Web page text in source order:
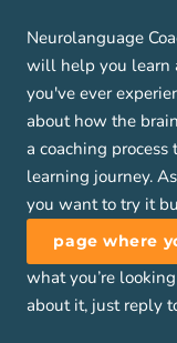
Neurolanguage
will help you learn
you've ever
about how the
a coaching
learning journey.
you want to try it
page where
what you’re
about it, just reply